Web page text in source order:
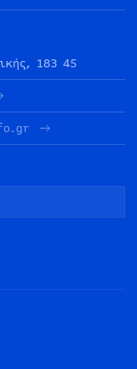
183 45